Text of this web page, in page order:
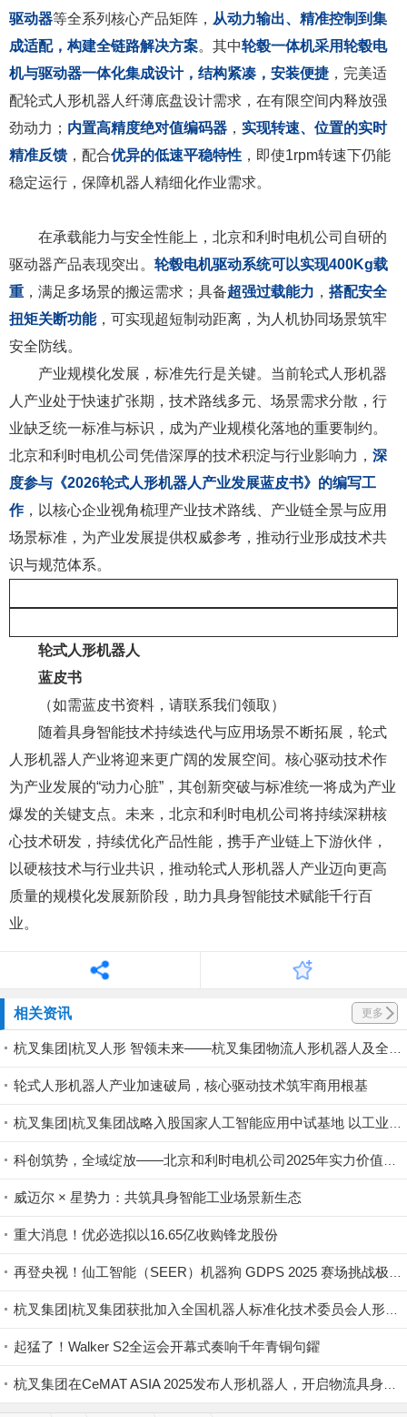
驱动器等全系列核心产品矩阵， 从动力输出、精准控制到集
成适配，构建全链路解决方案。其中轮毂一体机采用轮毂电
机与驱动器一体化集成设计，结构紧凑，安装便捷 ，完美适
配轮式人形机器人纤薄底盘设计需求，在有限空间内释放强
劲动力； 内置高精度绝对值编码器 ， 实现转速、位置的实时
精准反馈 ，配合优异的低速平稳特性 ，即使1rpm转速下仍能
稳定运行，保障机器人精细化作业需求。
在承载能力与安全性能上，北京和利时电机公司自研的
驱动器产品表现突出。 轮毂电机驱动系统可以实现400Kg载
重 ，满足多场景的搬运需求；具备超强过载能力 ， 搭配安全
扭矩关断功能，可实现超短制动距离，为人机协同场景筑牢
安全防线。
产业规模化发展，标准先行是关键。当前轮式人形机器
人产业处于快速扩张期，技术路线多元、场景需求分散，行
业缺乏统一标准与标识，成为产业规模化落地的重要制约。
北京和利时电机公司凭借深厚的技术积淀与行业影响力， 深
度参与《2026轮式人形机器人产业发展蓝皮书》的编写工
作，以核心企业视角梳理产业技术路线、产业链全景与应用
场景标准，为产业发展提供权威参考，推动行业形成技术共
识与规范体系。
轮式人形机器人
蓝皮书
（如需蓝皮书资料，请联系我们领取）
随着具身智能技术持续迭代与应用场景不断拓展，轮式
人形机器人产业将迎来更广阔的发展空间。核心驱动技术作
为产业发展的“动力心脏”，其创新突破与标准统一将成为产业
爆发的关键支点。未来，北京和利时电机公司将持续深耕核
心技术研发，持续优化产品性能，携手产业链上下游伙伴，
以硬核技术与行业共识，推动轮式人形机器人产业迈向更高
质量的规模化发展新阶段，助力具身智能技术赋能千行百
业。
相关资讯 更多
轮式人形机器人产业加速破局，核心驱动技术筑牢商用根基
威迈尔 × 星势力：共筑具身智能工业场景新生态
重大消息！优必选拟以16.65亿收购锋龙股份
起猛了！Walker S2全运会开幕式奏响千年青铜句鑃